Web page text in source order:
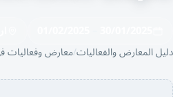
دليل المعارض والفعالياتمعارض وفعاليات